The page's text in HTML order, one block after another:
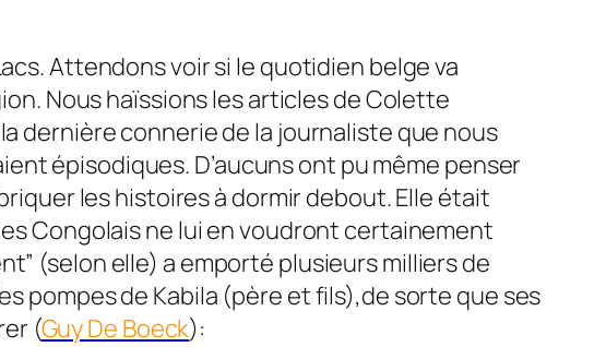
Attendons voir si le quotidien belge va
Nous haïssions les articles de Colette
dernière connerie de la journaliste que nous
épisodiques. D’aucuns ont pu même penser
les histoires à dormir debout. Elle était
Congolais ne lui en voudront certainement
(selon elle) a emporté plusieurs milliers de
pompes de Kabila (père et fils),de sorte que ses
(Guy De Boeck):